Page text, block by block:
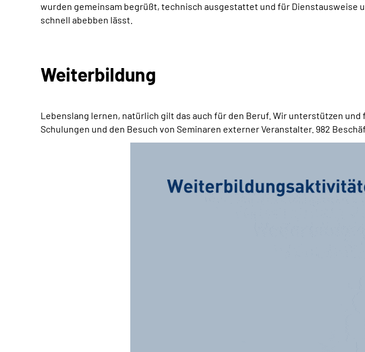
wurden gemeinsam begrüßt, technisch ausgestattet und für Dienstausweise
schnell abebben lässt.
Weiterbildung
Lebenslang lernen, natürlich gilt das auch für den Beruf. Wir unterstützen
Schulungen und den Besuch von Seminaren externer Veranstalter. 982